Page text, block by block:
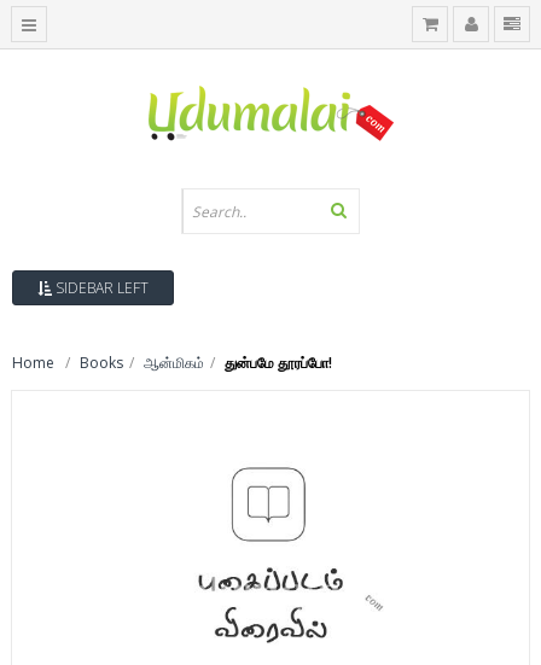
SIDEBAR LEFT
Home Books ஆன்மிகம் துன்பமே தூரப்போ!